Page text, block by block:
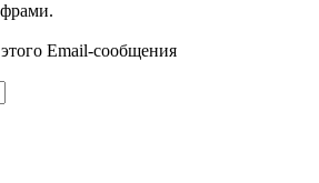
Email-сообщения